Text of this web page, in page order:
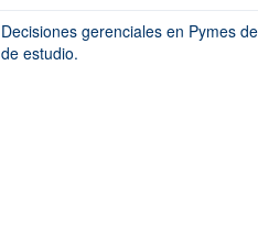
Decisiones gerenciales en Pymes
de estudio.